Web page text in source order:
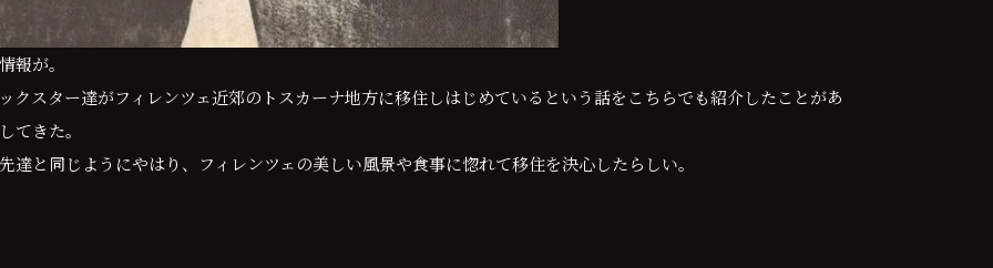
報が。
クスター達がフィレンツェ近郊のトスカーナ地方に移住しはじめているという話をこちらでも紹介したことがあ
てきた。
と同じようにやはり、フィレンツェの美しい風景や食事に惚れて移住を決心したらしい。